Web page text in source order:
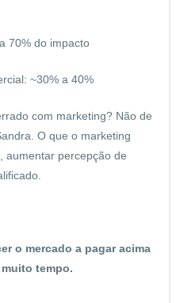
70% do impacto
~30% a 40%
com marketing? Não de
O que o marketing
aumentar percepção de
o mercado a pagar acima
tempo.